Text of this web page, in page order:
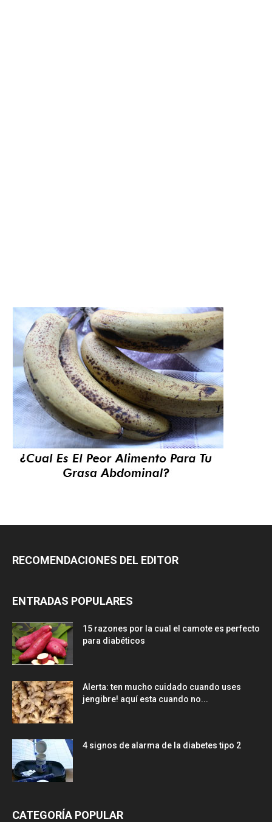
RECOMENDACIONES DEL EDITOR
ENTRADAS POPULARES
15 razones por la cual el camote es perfecto
para diabéticos
Alerta: ten mucho cuidado cuando uses
jengibre! aquí esta cuando no...
4 signos de alarma de la diabetes tipo 2
CATEGORÍA POPULAR